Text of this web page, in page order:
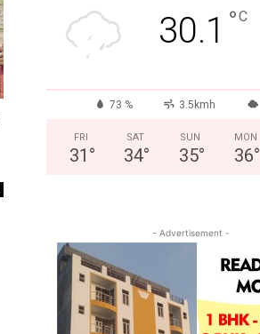
30.1 °C
73 % 3.5kmh
FRI
31 °
SAT
34°
SUN
35°
MON
36°
- Advertisement -